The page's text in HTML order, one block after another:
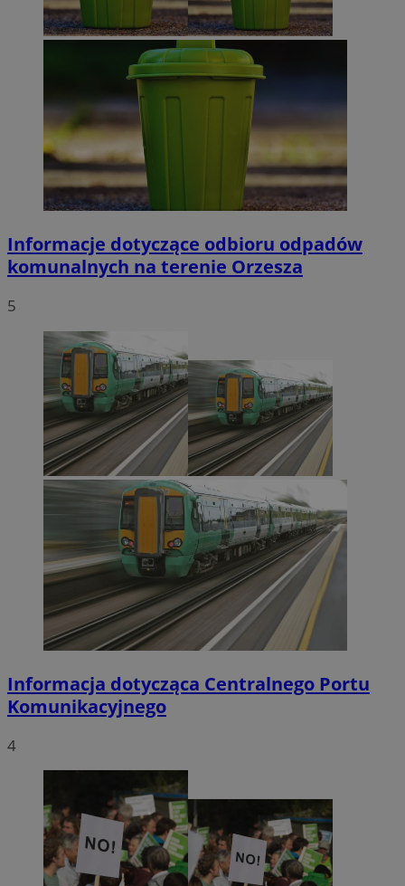
Informacje dotyczące odbioru odpadów
komunalnych na terenie Orzesza
5
Informacja dotycząca Centralnego Portu
Komunikacyjnego
4